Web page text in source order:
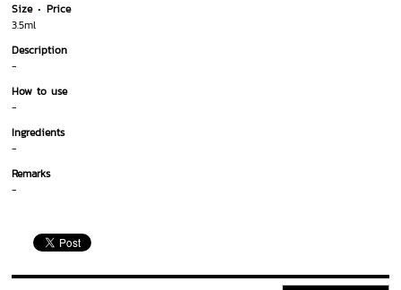
Size
Price
3.5ml
Description
-
How to use
-
Ingredients
-
Remarks
-